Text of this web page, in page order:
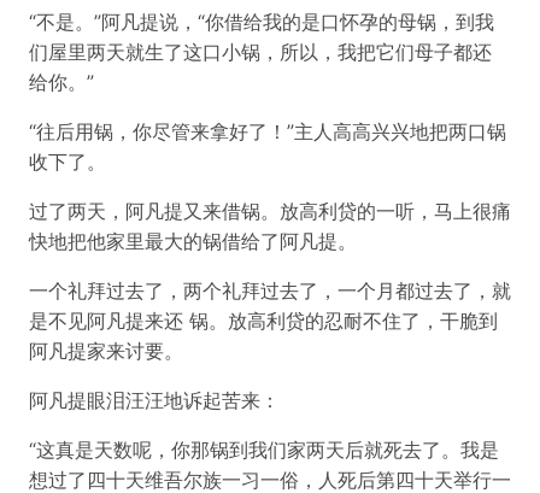
“不是。”阿凡提说，“你借给我的是口怀孕的母锅，到我
们屋里两天就生了这口小锅，所以，我把它们母子都还
给你。”
“往后用锅，你尽管来拿好了！”主人高高兴兴地把两口锅
收下了。
过了两天，阿凡提又来借锅。放高利贷的一听，马上很痛
快地把他家里最大的锅借给了阿凡提。
一个礼拜过去了，两个礼拜过去了，一个月都过去了，就
是不见阿凡提来还 锅。放高利贷的忍耐不住了，干脆到
阿凡提家来讨要。
阿凡提眼泪汪汪地诉起苦来：
“这真是天数呢，你那锅到我们家两天后就死去了。我是
想过了四十天维吾尔族一习一俗，人死后第四十天举行一